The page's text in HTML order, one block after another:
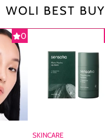
WOLI BEST BUY
0
SKINCARE